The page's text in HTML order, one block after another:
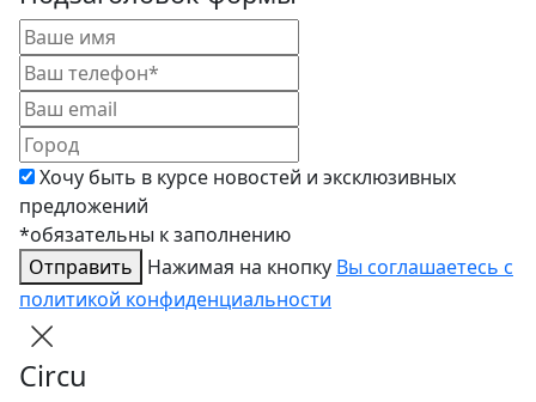
Хочу быть в курсе новостей и эксклюзивных
предложений
*обязательны к заполнению
Отправить
Нажимая на кнопку Вы соглашаетесь с
политикой конфиденциальности
Circu